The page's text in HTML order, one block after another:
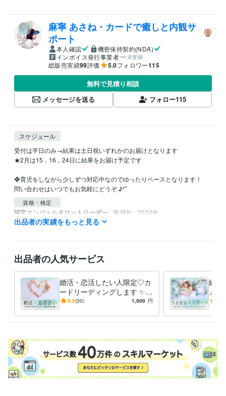
麻寧 あさね・カードで癒しと内観サ
ポート
本人確認
機密保持契約(NDA)
インボイス発行事業者
未登録
総販売実績99評価 5.0フォロワー115
無料で見積り相談
メッセージを送る
フォロー115
スケジュール
受付は平日のみ→結果は土日祝いずれかのお届けとなります
★2月は15，16，24日に結果をお届け予定です
❖育児をしながら少しずつ対応中なのでゆったりペースとなります！
問い合わせはいつでもお気軽にどうぞ.♪*ﾟ
資格・検定
認定エンジェルタロットリーダー 取得年 : 2020年
AEAJアロマセラピスト 取得年 : 2012年
AEAJアロマセラピーアドバイザー 取得年 : 2006年
得意分野
占い タロット＆オラクルカードリーディング
引き寄せ カードリーディング タロット
オラクルカード
スピリチュアル
仕事 恋愛 結婚
出品者の実績をもっと見る
出品者の人気サービス
婚活・恋活したい人限定♡カ
ードリーディングします ✨
中々出会いがない！私って本
へ
5.0(30) 1,500 円
繊細
メッ
こっ